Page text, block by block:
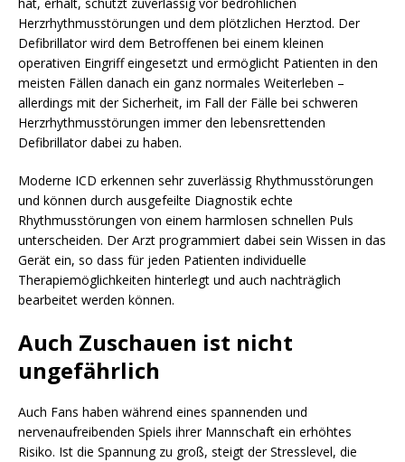
Herzrhythmusstörungen und dem plötzlichen Herztod. Der
Defibrillator wird dem Betroffenen bei einem kleinen
operativen Eingriff eingesetzt und ermöglicht Patienten in den
meisten Fällen danach ein ganz normales Weiterleben –
allerdings mit der Sicherheit, im Fall der Fälle bei schweren
Herzrhythmusstörungen immer den lebensrettenden
Defibrillator dabei zu haben.
Moderne ICD erkennen sehr zuverlässig Rhythmusstörungen
und können durch ausgefeilte Diagnostik echte
Rhythmusstörungen von einem harmlosen schnellen Puls
unterscheiden. Der Arzt programmiert dabei sein Wissen in das
Gerät ein, so dass für jeden Patienten individuelle
Therapiemöglichkeiten hinterlegt und auch nachträglich
bearbeitet werden können.
Auch Zuschauen ist nicht
ungefährlich
Auch Fans haben während eines spannenden und
nervenaufreibenden Spiels ihrer Mannschaft ein erhöhtes
Risiko. Ist die Spannung zu groß, steigt der Stresslevel, die